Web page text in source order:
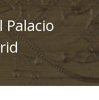
Palacio